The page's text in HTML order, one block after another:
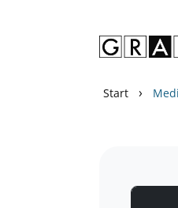
Start ›